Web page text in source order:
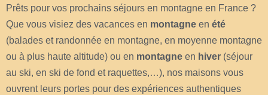
Prêts pour vos prochains séjours en montagne en France ?
Que vous visiez des vacances en montagne en été
(balades et randonnée en montagne, en moyenne montagne
ou à plus haute altitude) ou en montagne en hiver (séjour
au ski, en ski de fond et raquettes,…), nos maisons vous
ouvrent leurs portes pour des expériences authentiques